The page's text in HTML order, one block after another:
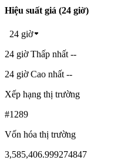
Hiệu suất giá (24 giờ)
24 giờ
24 giờ Thấp nhất --
24 giờ Cao nhất --
Xếp hạng thị trường
#1289
Vốn hóa thị trường
3,585,406.999274847